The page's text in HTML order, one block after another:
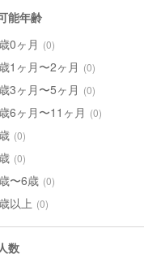
能年齢
0ヶ月 (0)
1ヶ月〜2ヶ月 (0)
3ヶ月〜5ヶ月 (0)
6ヶ月〜11ヶ月 (0)
(0)
(0)
〜6歳 (0)
以上 (0)
数